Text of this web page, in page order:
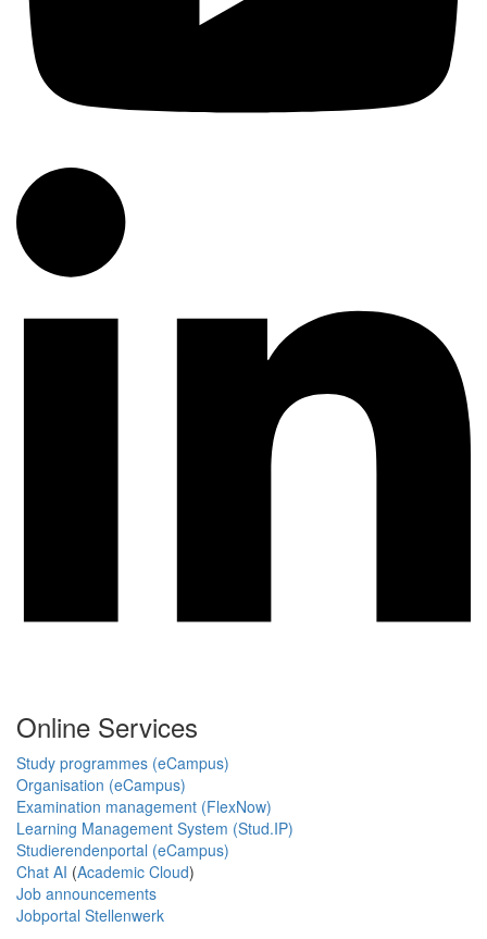
Online Services
Study programmes (eCampus)
Organisation (eCampus)
Examination management (FlexNow)
Learning Management System (Stud.IP)
Studierendenportal (eCampus)
Chat AI (Academic Cloud)
Job announcements
Jobportal Stellenwerk